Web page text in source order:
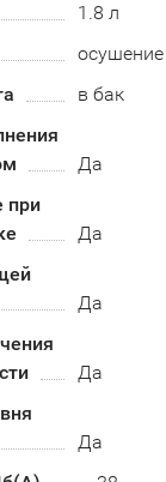
1.8 л
осушение
в бак
Да
при
Да
Да
Да
Да